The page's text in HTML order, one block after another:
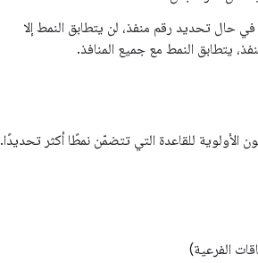
حال تحديد رقم منفذ، لن يتطابق النمط إلا
يتطابق النمط مع جميع المنافذ.
الأولوية للقاعدة التي تتضمّن نمطًا أكثر تحديدًا.